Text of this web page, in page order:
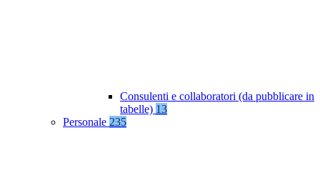
Consulenti e collaboratori (da pubblicare in
tabelle) 13
Personale 235